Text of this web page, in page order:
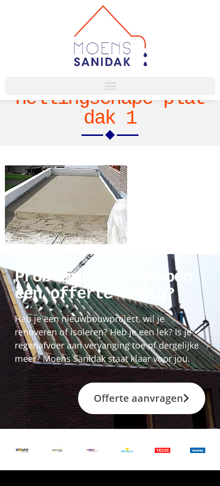
Hellingschape plat
dak 1
Problemen? Of gewoon
een offerte nodig?
Heb je een nieuwbouwproject, wil je
renoveren of isoleren? Heb je een lek? Is je
regenafvoer aan vervanging toe of dergelijke
meer? Moens Sanidak staat klaar voor jou.
Offerte aanvragen